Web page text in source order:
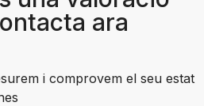
ara
i comprovem el seu estat